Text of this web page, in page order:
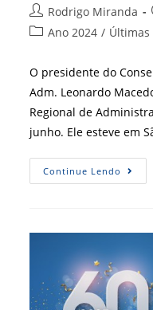
Autor
do
Rodrigo Miranda
Categoria
Ano 2024 / Últimas
O presidente do
Adm. Leonardo
Regional de
junho. Ele esteve em
Continue Lendo
Do
De
De
De